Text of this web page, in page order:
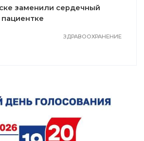
заменили сердечный
ЗДРАВООХРАНЕНИЕ